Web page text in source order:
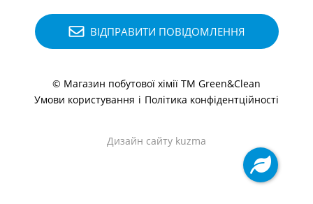
ВІДПРАВИТИ ПОВІДОМЛЕННЯ
© Магазин побутової хімії ТМ Green&Clean
Умови користування і Політика конфідентційності
Дизайн сайту kuzma